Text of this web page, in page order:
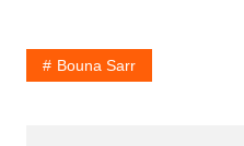
Bouna Sarr